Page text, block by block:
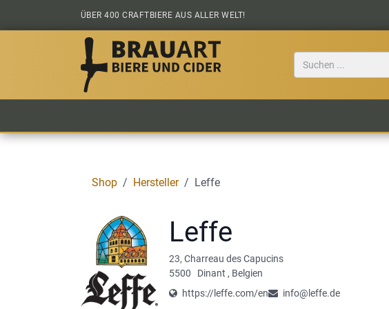
Zum Inhalt springen
ÜBER 400 CRAFTBIERE AUS ALLER WELT!
Shop Hersteller Leffe
Leffe
23, Charreau des Capucins
5500
Dinant , Belgien
https://leffe.com/en
info@leffe.de